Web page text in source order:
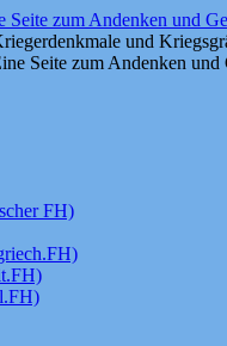
zum Andenken und
und
FH)